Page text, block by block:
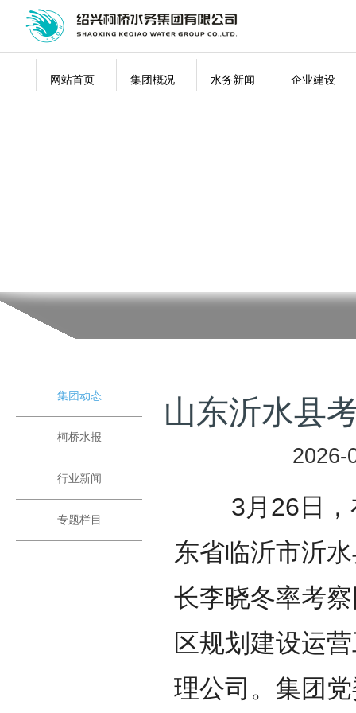
网站首页 集团概况 水务新闻 企业建设
集团动态
柯桥水报
行业新闻
专题栏目
山东沂水县
2026-
3月26日，在
东省临沂市沂
长李晓冬率考
区规划建设运
理公司。集团